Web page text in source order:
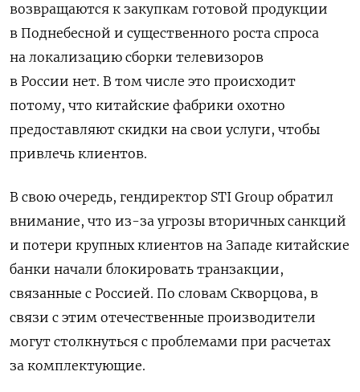
возвращаются к закупкам готовой продукции
в Поднебесной и существенного роста спроса
на локализацию сборки телевизоров
в России нет. В том числе это происходит
потому, что китайские фабрики охотно
предоставляют скидки на свои услуги, чтобы
привлечь клиентов.
В свою очередь, гендиректор STI Group обратил
внимание, что из-за угрозы вторичных санкций
и потери крупных клиентов на Западе китайские
банки начали блокировать транзакции,
связанные с Россией. По словам Скворцова, в
связи с этим отечественные производители
могут столкнуться с проблемами при расчетах
за комплектующие.